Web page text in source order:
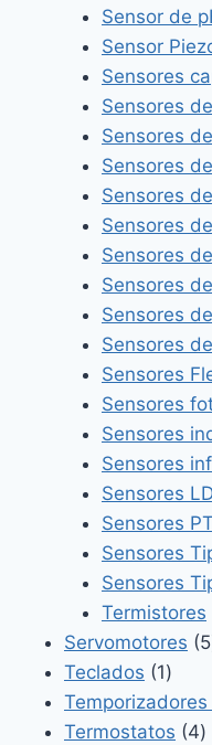
Sensor de
Sensor
Sensores
Sensores
Sensores
Sensores
Sensores
Sensores
Sensores
Sensores
Sensores
Sensores
Sensores
Sensores
Sensores
Sensores
Sensores
Sensores
Sensores
Sensores
Termistores
Servomotores 5
Teclados 11
Termostatos 44